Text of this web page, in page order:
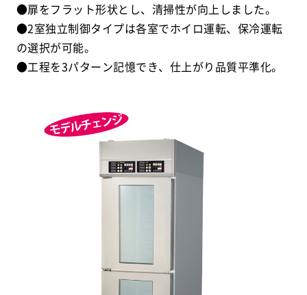
●扉をフラット形状とし、清掃性が向上しました。
●2室独立制御タイプは各室でホイロ運転、保冷運転
の選択が可能。
●工程を3パターン記憶でき、仕上がり品質平準化。